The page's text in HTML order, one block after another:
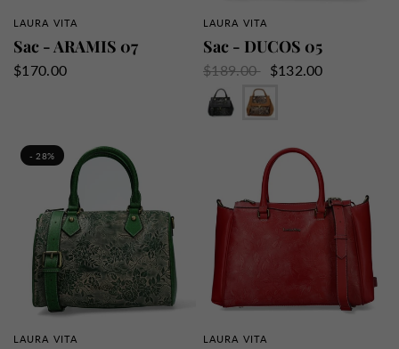
APERÇU RAPIDE
LAURA VITA
Sac - ARAMIS 07
$170.00
APERÇU RAPIDE
LAURA VITA
Sac - DUCOS 05
$189.00
$132.00
Bleu
Café
- 28%
APERÇU RAPIDE
LAURA VITA APERÇU RAPIDE
LAURA VITA